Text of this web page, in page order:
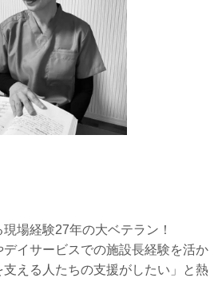
場経験27年の大ベテラン！
イサービスでの施設長経験を活か
支える人たちの支援がしたい」と熱